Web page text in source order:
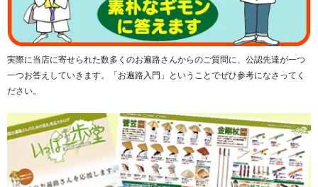
ビニールカバーは付いていません。
■重量 ＝約293g
実際に当店に寄せられた数多くのお遍路さんからのご質問に、公認先達が一つ
一つお答えしていきます。「お遍路入門」ということでぜひ参考になさってく
ださい。